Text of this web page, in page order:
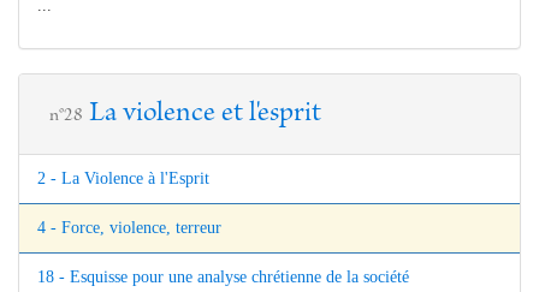
n°28 La violence et l'esprit
2 - La Violence à l'Esprit
4 - Force, violence, terreur
18 - Esquisse pour une analyse chrétienne de la société